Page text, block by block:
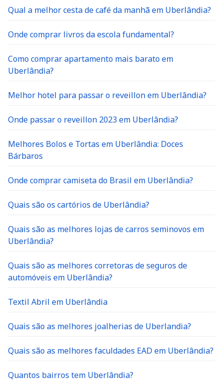
Qual a melhor cesta de café da manhã em Uberlândia?
Onde comprar livros da escola fundamental?
Como comprar apartamento mais barato em
Uberlândia?
Melhor hotel para passar o reveillon em Uberlândia?
Onde passar o reveillon 2023 em Uberlândia?
Melhores Bolos e Tortas em Uberlândia: Doces
Bárbaros
Onde comprar camiseta do Brasil em Uberlândia?
Quais são os cartórios de Uberlândia?
Quais são as melhores lojas de carros seminovos em
Uberlândia?
Quais são as melhores corretoras de seguros de
automóveis em Uberlândia?
Textil Abril em Uberlândia
Quais são as melhores joalherias de Uberlandia?
Quais são as melhores faculdades EAD em Uberlândia?
Quantos bairros tem Uberlândia?